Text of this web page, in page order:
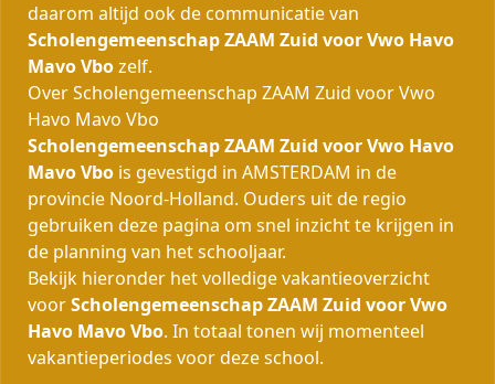
daarom altijd ook de communicatie van
Scholengemeenschap ZAAM Zuid voor Vwo Havo
Mavo Vbozelf.
Over Scholengemeenschap ZAAM Zuid voor Vwo
Havo Mavo Vbo
Scholengemeenschap ZAAM Zuid voor Vwo Havo
Mavo Vbo is gevestigd in AMSTERDAM in de
provincie Noord-Holland. Ouders uit de regio
gebruiken deze pagina om snel inzicht te krijgen in
de planning van het schooljaar.
Bekijk hieronder het volledige vakantieoverzicht
voorScholengemeenschap ZAAM Zuid voor Vwo
Havo Mavo Vbo. In totaal tonen wij momenteel
vakantieperiodes voor deze school.